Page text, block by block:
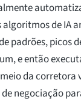
algoritmos de IA
padrões, picos
e então
da corretora
negociação